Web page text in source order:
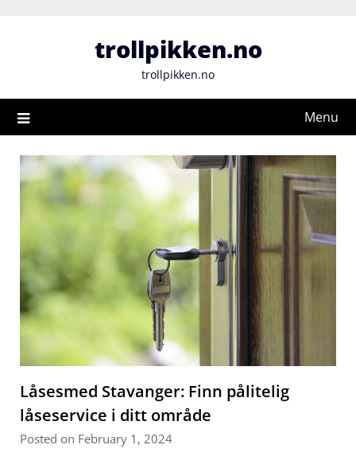
trollpikken.no
trollpikken.no
Menu
Låsesmed Stavanger: Finn pålitelig
låseservice i ditt område
Posted on February 1, 2024